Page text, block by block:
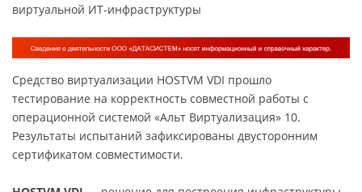
виртуальной ИТ-инфраструктуры
Средство виртуализации HOSTVM VDI прошло
тестирование на корректность совместной работы с
операционной системой «Альт Виртуализация» 10.
Результаты испытаний зафиксированы двусторонним
сертификатом совместимости.